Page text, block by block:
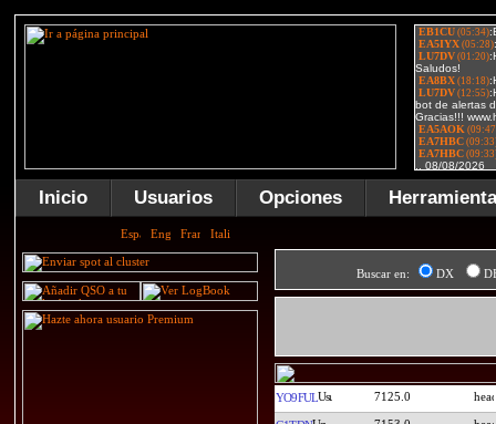
Inicio Usuarios Opciones
Buscar en: DX
YO9FUL 7125.0